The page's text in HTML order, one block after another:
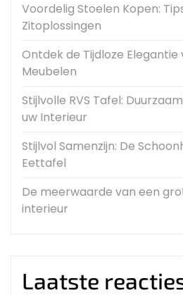
Voordelig Stoelen Kopen:
Zitoplossingen
Ontdek de Tijdloze Elegantie
Meubelen
Stijlvolle RVS Tafel:
uw Interieur
Stijlvol Samenzijn: De
Eettafel
De meerwaarde van een
interieur
Laatste